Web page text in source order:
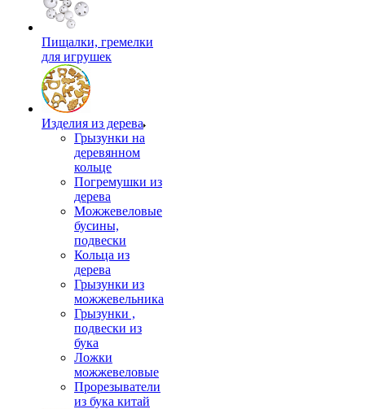
Пищалки, гремелки
для игрушек
Изделия из дерева
Грызунки на
деревянном
кольце
Погремушки из
дерева
Можжевеловые
бусины,
подвески
Кольца из
дерева
Грызунки из
можжевельника
Грызунки ,
подвески из
бука
Ложки
можжевеловые
Прорезыватели
из бука китай